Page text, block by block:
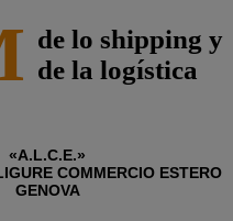
de lo shipping y
de la logística
«A.L.C.E.»
COMMERCIO ESTERO
GENOVA